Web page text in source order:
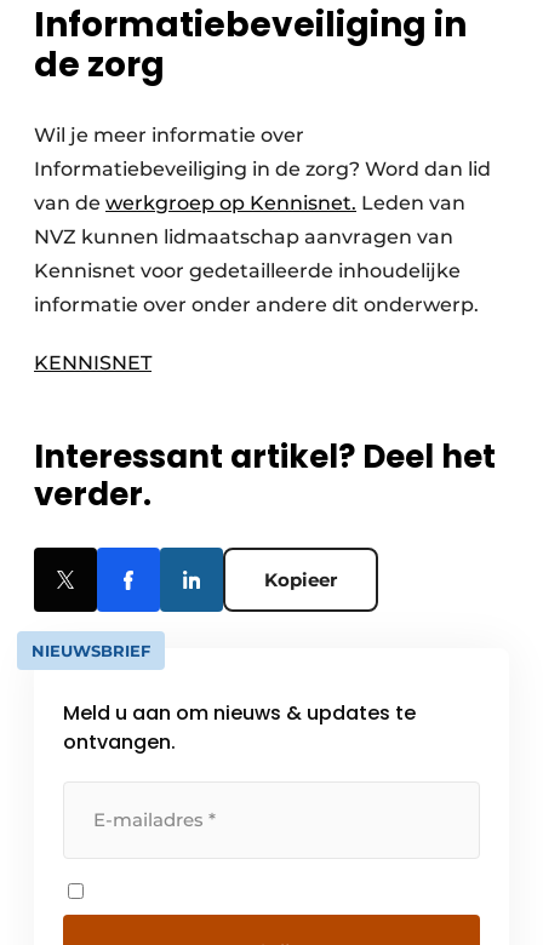
Informatiebeveiliging in
de zorg
Wil je meer informatie over
Informatiebeveiliging in de zorg? Word dan lid
van de werkgroep op Kennisnet. Leden van
NVZ kunnen lidmaatschap aanvragen van
Kennisnet voor gedetailleerde inhoudelijke
informatie over onder andere dit onderwerp.
KENNISNET
Interessant artikel? Deel het
verder.
Kopieer
NIEUWSBRIEF
Meld u aan om nieuws & updates te
ontvangen.